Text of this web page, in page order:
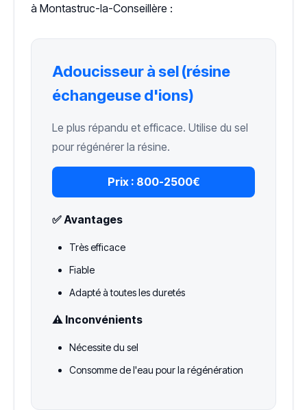
à Montastruc-la-Conseillère :
Adoucisseur à sel (résine
échangeuse d'ions)
Le plus répandu et efficace. Utilise du sel
pour régénérer la résine.
Prix : 800-2500€
✅ Avantages
Très efficace
Fiable
Adapté à toutes les duretés
⚠️ Inconvénients
Nécessite du sel
Consomme de l'eau pour la régénération